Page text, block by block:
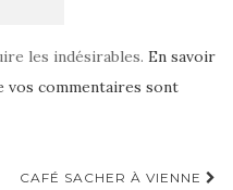
les indésirables. En savoir
vos commentaires sont
CAFÉ SACHER À VIENNE